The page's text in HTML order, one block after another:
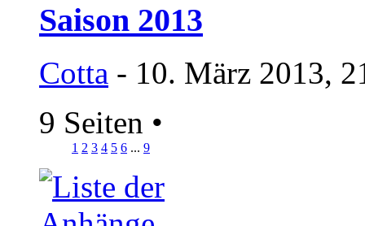
Saison 2013
Cotta - 10. März 2013,
9 Seiten •
1 2 3 4 5 6 ... 9